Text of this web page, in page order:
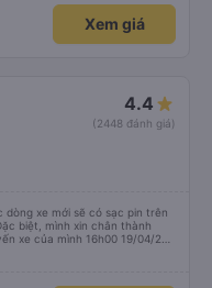
sẽ tiếp tục lựa chọn nhà xe
ơn nhà xe và đội ngũ nhân
Xem giá
4.4
(2448 đánh giá)
xe mới sẽ có sạc pin trên
xe của mình 16h00 19/04/26
ví bỏ quên ở văn phòng Cao